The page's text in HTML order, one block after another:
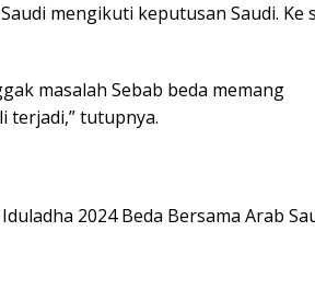
mengikuti keputusan Saudi. Ke
masalah Sebab beda memang
terjadi,” tutupnya.
2024 Beda Bersama Arab